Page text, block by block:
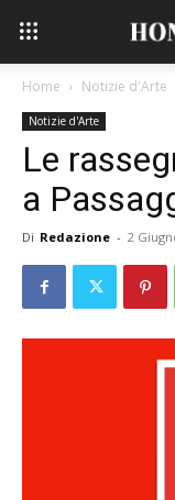
Home Notizie d'Arte
Notizie d'Arte
Le
a
Di Redazione - 2